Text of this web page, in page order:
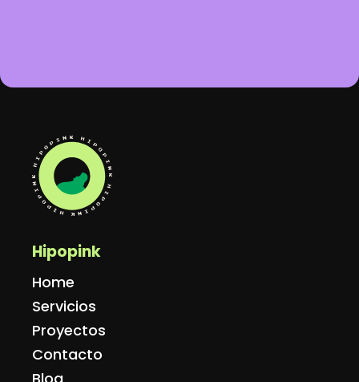
Hipopink
Home
Servicios
Proyectos
Contacto